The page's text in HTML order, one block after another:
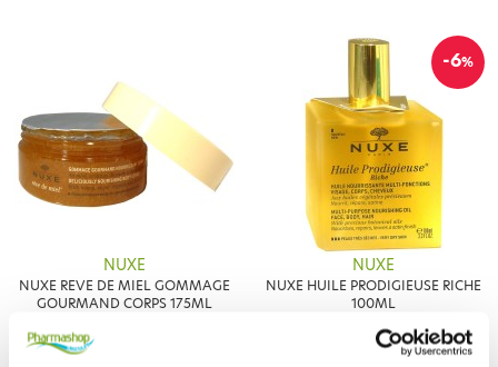
NUXE
NUXE REVE DE MIEL GOMMAGE
GOURMAND CORPS 175ML
23,99 €
-6%
NUXE
NUXE HUILE PRODIGIEUSE RICHE
100ML
27,25 €